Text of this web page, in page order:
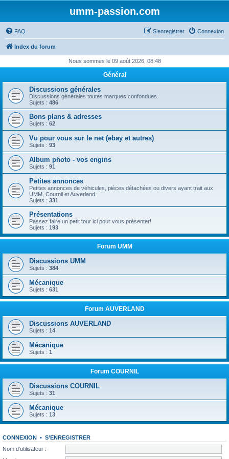
umm-passion.com
FAQ Connexion
S’enregistrer
Index du forum
Nous sommes le 09 août 2026, 08:48
Général
Discussions générales
Discussions générales toutes marques confondues.
Sujets : 486
Bons plans & adresses
Sujets : 62
Vu pour vous sur le net (ebay et autres)
Sujets : 93
Album photo - vos engins
Sujets : 91
Petites annonces
Petites annonces de véhicules, pièces détachées ou divers ayant trait aux
UMM, Cournil et Auverland.
Sujets : 331
Présentations
Passez faire un petit tour ici pour vous présenter!
Sujets : 193
Forum UMM
Discussions UMM
Sujets : 384
Mécanique
Sujets : 631
Forum AUVERLAND
Discussions AUVERLAND
Sujets : 14
Mécanique
Sujets : 1
Forum COURNIL
Discussions COURNIL
Sujets : 31
Mécanique
Sujets : 13
CONNEXION • S’ENREGISTRER
Nom d’utilisateur :